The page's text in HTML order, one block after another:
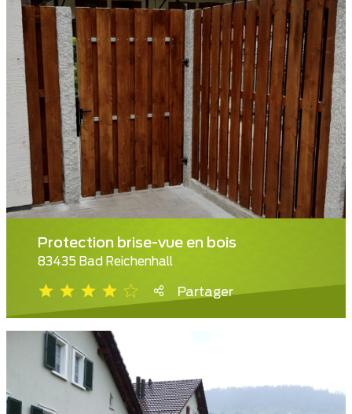
Protection brise-vue en bois
83435 Bad Reichenhall
Partager